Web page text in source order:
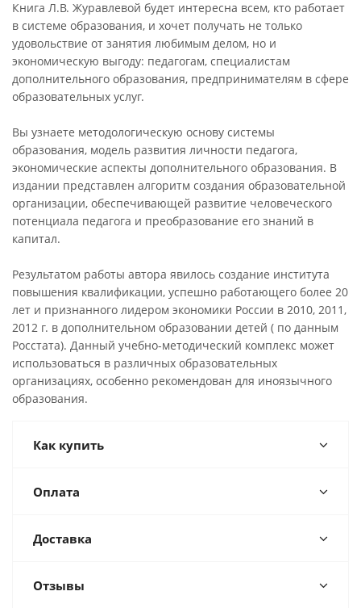
Книга Л.В. Журавлевой будет интересна всем, кто работает
в системе образования, и хочет получать не только
удовольствие от занятия любимым делом, но и
экономическую выгоду: педагогам, специалистам
дополнительного образования, предпринимателям в сфере
образовательных услуг.
Вы узнаете методологическую основу системы
образования, модель развития личности педагога,
экономические аспекты дополнительного образования. В
издании представлен алгоритм создания образовательной
организации, обеспечивающей развитие человеческого
потенциала педагога и преобразование его знаний в
капитал.
Результатом работы автора явилось создание института
повышения квалификации, успешно работающего более 20
лет и признанного лидером экономики России в 2010, 2011,
2012 г. в дополнительном образовании детей ( по данным
Росстата). Данный учебно-методический комплекс может
использоваться в различных образовательных
организациях, особенно рекомендован для иноязычного
образования.
Как купить
Оплата
Доставка
Отзывы